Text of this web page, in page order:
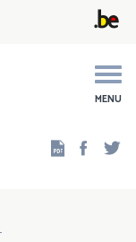
MENU